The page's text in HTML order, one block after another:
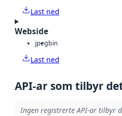
Last ned
Webside
jpegbin
Last ned
API-ar som tilbyr
Ingen registrerte API-ar tilbyr